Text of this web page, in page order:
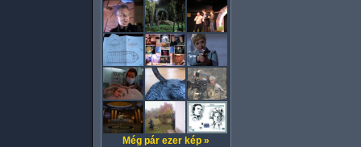
Még pár ezer kép »